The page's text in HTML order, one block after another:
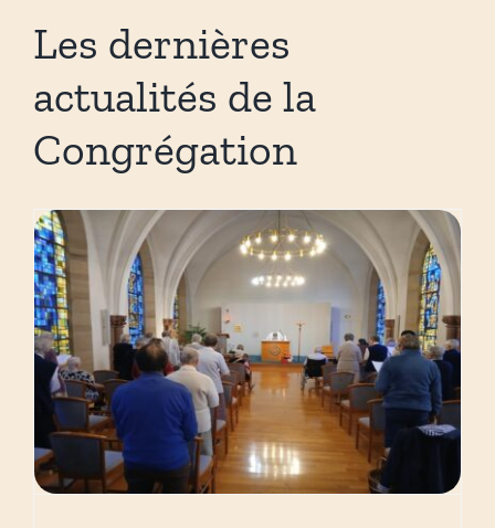
Les dernières
actualités de la
Congrégation